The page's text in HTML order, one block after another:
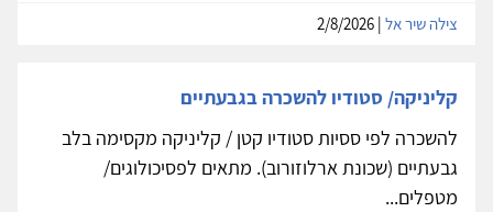
צילה שיר אל
קליניקה/ סטודיו להשכרה בגבעתיים
להשכרה לפי ססיות סטודיו קטן / קליניקה מקסימה בלב
גבעתיים (שכונת ארלוזורוב). מתאים לפסיכולוגים/
מטפלים...